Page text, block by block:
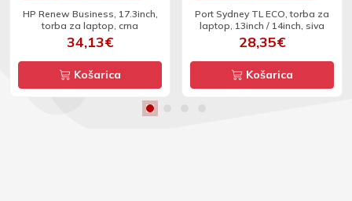
HP Renew Business, 17.3inch,
torba za laptop, crna
34,13€
Košarica
Port Sydney TL ECO, torba za
laptop, 13inch / 14inch, siva
28,35€
Košarica